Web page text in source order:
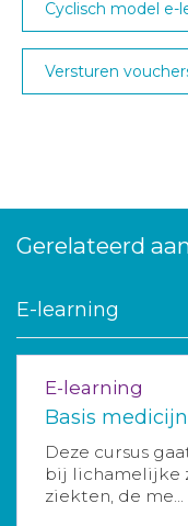
Cyclisch model e-
Versturen
Gerelateerd
E-learning
E-learning
Basis
Deze cursus
bij lichamelijke
ziekten, de me...